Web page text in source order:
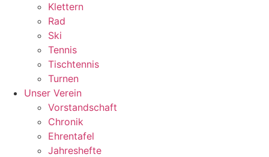
Klettern
Rad
Ski
Tennis
Tischtennis
Turnen
Unser Verein
Vorstandschaft
Chronik
Ehrentafel
Jahreshefte